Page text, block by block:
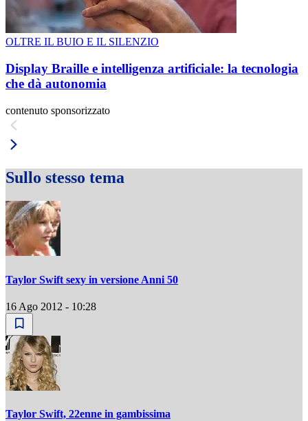
OLTRE IL BUIO E IL SILENZIO
Display Braille e intelligenza artificiale: la tecnologia
che dà autonomia
contenuto sponsorizzato
Sullo stesso tema
Taylor Swift sexy in versione Anni 50
16 Ago 2012 - 10:28
Taylor Swift, 22enne in gambissima